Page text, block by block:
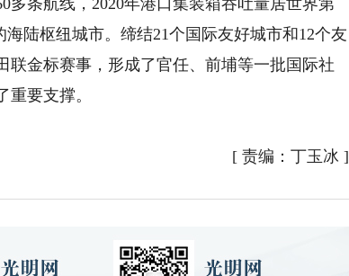
多条航线，2020年港口集装箱吞吐量居世界第
陆枢纽城市。缔结21个国际友好城市和12个友
联金标赛事，形成了官任、前埔等一批国际社
要支撑。
[ 责编：丁玉冰 ]